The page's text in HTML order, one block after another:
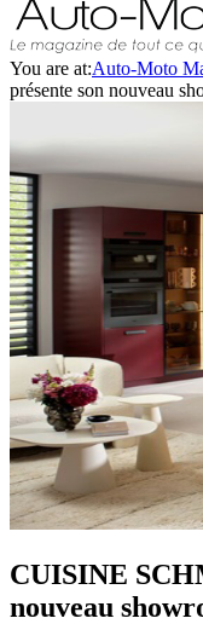
You are at:Auto-Moto
présente son nouveau
CUISINE
nouveau